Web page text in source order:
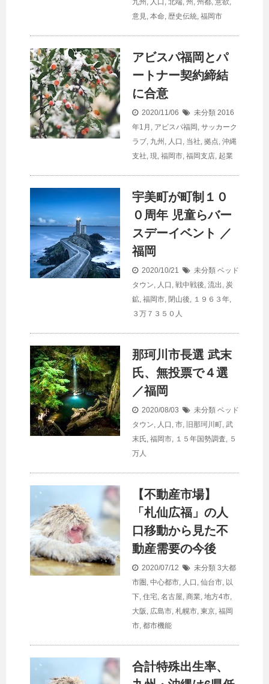
九州 , 人口 , 北端, 州 , 州都, 意欲,
意見, 本命, 歴史伝統, 福岡市
アビスパ福岡とパ
ートナー契約締結
に合意
2020/11/06 未分類 2016
年1月 , アビスパ福岡 , サッカーク
ラブ, 九州 , 人口 , 当社, 拠点, 沖縄
支社, 現, 福岡市, 福岡支店, 起業
宇美町が町制１０
０周年 児童らバー
スデーイベント ／
福岡
2020/10/21 未分類 ベッド
タウン, 人口 , 戦中戦後, 流出 , 炭
鉱, 福岡市, 閉山後, １９６３年,
３万７３５０人
那珂川市長選 武末
氏、無投票で４選
／福岡
2020/08/03 未分類 ベッド
タウン, 人口 , 市, 旧那珂川町, 武
末氏, 福岡市, １５年国勢調査, ５
万人
【不動産市場】
「札仙広福」の人
口 移動から見た不
動産需要の今後
2020/07/12 未分類 3大都
市圏 , 中心都市, 人口 , 仙台市, 以
下, 住宅, 名古屋, 商業, 地方4市,
大阪 , 広島市, 札幌市, 東京, 福岡
市, 都市機能
合計特殊出生率、